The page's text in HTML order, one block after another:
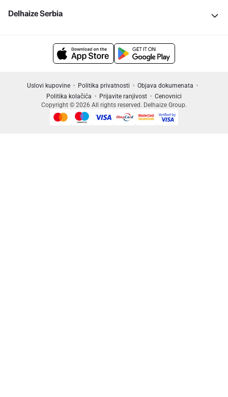
Delhaize Serbia
Uslovi kupovine Politika privatnosti
Objava dokumenata
Politika kolačića
Prijavite ranjivost
Cenovnici
Copyright © 2026 All rights reserved. Delhaize Group.